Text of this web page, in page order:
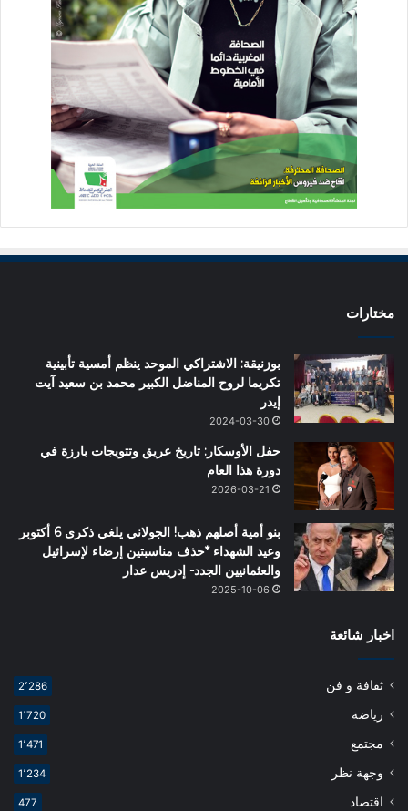
مختارات
بوزنيقة: الاشتراكي الموحد ينظم أمسية تأبينية
تكريما لروح المناضل الكبير محمد بن سعيد آيت
إيدر
2024-03-30
حفل الأوسكار: تاريخ عريق وتتويجات بارزة في
دورة هذا العام
2026-03-21
بنو أمية أصلهم ذهب! الجولاني يلغي ذكرى 6 أكتوبر
وعيد الشهداء *حذف مناسبتين إرضاء لإسرائيل
والعثمانيين الجدد- إدريس عدار
2025-10-06
اخبار شائعة
ثقافة و فن 2٬286
رياضة 1٬720
مجتمع 1٬471
وجهة نظر 1٬234
اقتصاد 477